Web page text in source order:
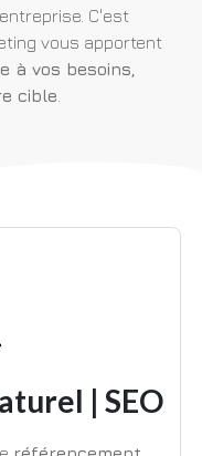
C'est
vous apportent
à vos besoins,
cible
| SEO